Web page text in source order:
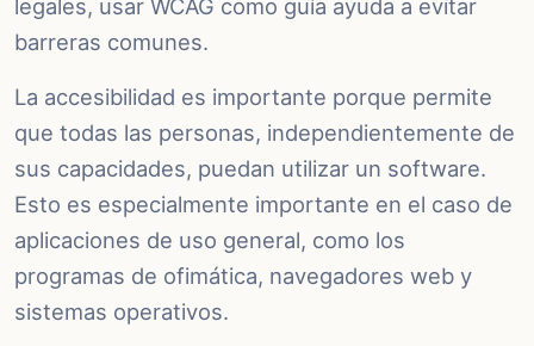
legales, usar WCAG como guía ayuda a evitar
barreras comunes.
La accesibilidad es importante porque permite
que todas las personas, independientemente de
sus capacidades, puedan utilizar un software.
Esto es especialmente importante en el caso de
aplicaciones de uso general, como los
programas de ofimática, navegadores web y
sistemas operativos.